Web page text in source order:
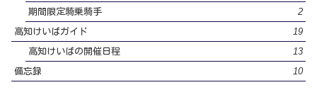
期間限定騎乗騎手 2
高知けいばガイド 19
高知けいばの開催日程 13
備忘録 10